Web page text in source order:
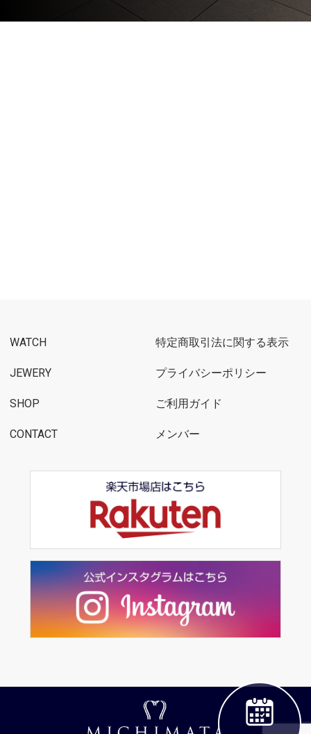
WATCH
JEWERY
SHOP
CONTACT
特定商取引法に関する表示
プライバシーポリシー
ご利用ガイド
メンバー